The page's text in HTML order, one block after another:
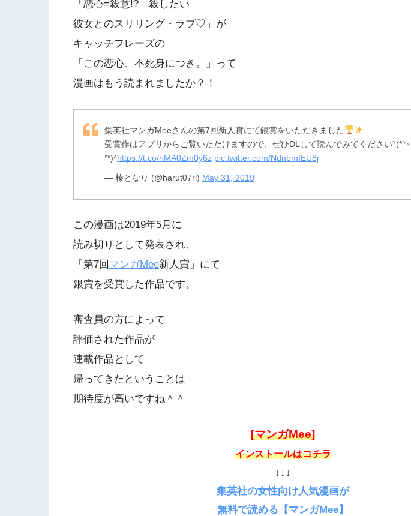
「恋心=殺意!? 殺したい
彼女とのスリリング・ラブ♡」が
キャッチフレーズの
「この恋心、不死身につき。」って
漫画はもう読まれましたか？！
集英社マンガMeeさんの第7回新人賞にて銀賞をいただきました
受賞作はアプリからご覧いただけますので、ぜひDLして読んでみてくださいᐠ(*ᐢ ᵕ
ᐢ*)ᐟhttps://t.co/hMA0Zm0y6z pic.twitter.com/NdnbmIEU8j
— 榛となり (@harut07ri) May 31, 2019
この漫画は2019年5月に
読み切りとして発表され、
「第7回 マンガMee新人賞」にて
銀賞を受賞した作品です。
審査員の方によって
評価された作品が
連載作品として
帰ってきたということは
期待度が高いですね＾＾
[マンガMee]
インストールはコチラ
↓↓↓
集英社の女性向け人気漫画が
無料で読める【マンガMee】